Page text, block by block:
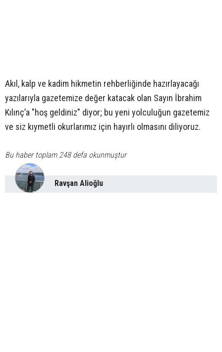
Akıl, kalp ve kadim hikmetin rehberliğinde hazırlayacağı
yazılarıyla gazetemize değer katacak olan Sayın İbrahim
Kılınç’a "hoş geldiniz" diyor; bu yeni yolculuğun gazetemiz
ve siz kıymetli okurlarımız için hayırlı olmasını diliyoruz.
Bu haber toplam 248 defa okunmuştur
Ravşan Alioğlu